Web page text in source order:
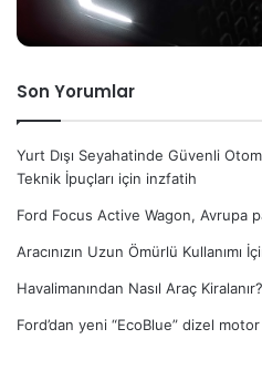
Son Yorumlar
Yurt Dışı Seyahatinde Güvenli
Teknik İpuçları için inzfatih
Ford Focus Active Wagon, Avrupa
Aracınızın Uzun Ömürlü Kullanımı
Havalimanından Nasıl Araç Kiralanır?
Ford’dan yeni “EcoBlue” dizel motor